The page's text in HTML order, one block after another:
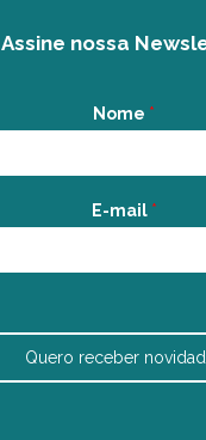
Assine nossa
Nome *
E-mail *
Quero receber